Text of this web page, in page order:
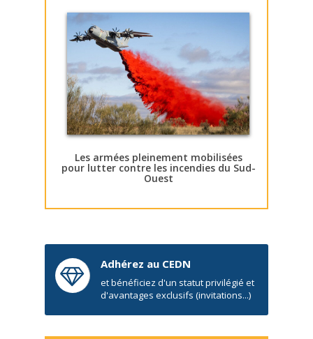
Les armées pleinement mobilisées
pour lutter contre les incendies du Sud-
Ouest
Adhérez au CEDN
et bénéficiez d'un statut privilégié et
d'avantages exclusifs (invitations...)